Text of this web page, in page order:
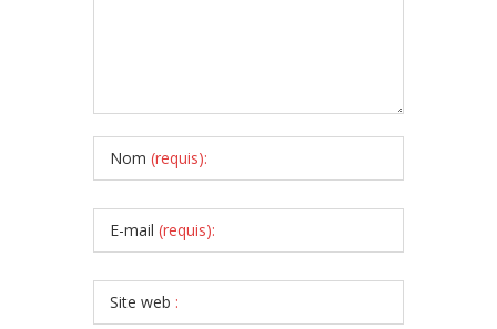
Nom (requis):
E-mail (requis):
Site web :